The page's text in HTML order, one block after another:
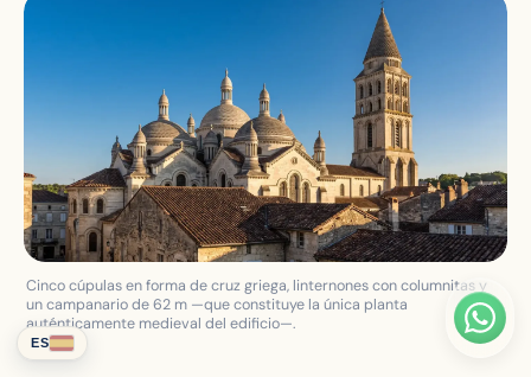
Cinco cúpulas en forma de cruz griega, linternones con columnitas y
un campanario de 62 m —que constituye la única planta
auténticamente medieval del edificio—.
ES